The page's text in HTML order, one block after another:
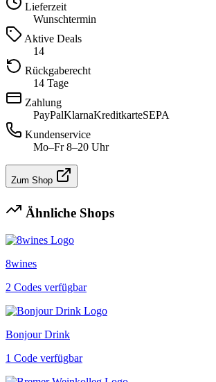
Lieferzeit
Wunschtermin
Aktive Deals
14
Rückgaberecht
14 Tage
Zahlung
PayPalKlarnaKreditkarteSEPA
Kundenservice
Mo–Fr 8–20 Uhr
Zum Shop
Ähnliche Shops
8wines
2 Codes verfügbar
Bonjour Drink
1 Code verfügbar